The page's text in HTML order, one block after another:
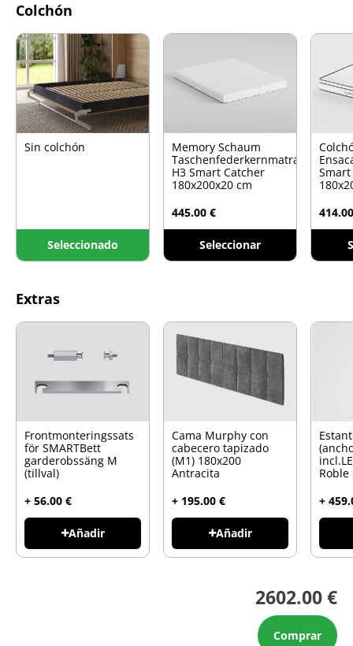
2602.00 €
Comprar
Colchón
Sin colchón
Seleccionado
Memory Schaum
Taschenfederkernmatratze
H3 Smart Catcher
180x200x20 cm
445.00 €
Seleccionar
Extras
Frontmonteringssats
för SMARTBett
garderobssäng M
(tillval)
+ 56.00 €
Añadir
Cama Murphy con
cabecero tapizado
(M1) 180x200
Antracita
+ 195.00 €
Añadir
Roble
+